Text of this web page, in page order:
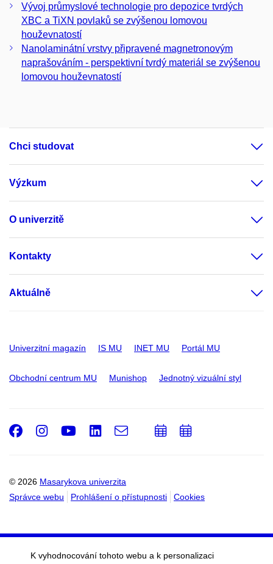
Vývoj průmyslové technologie pro depozice tvrdých
XBC a TiXN povlaků se zvýšenou lomovou
houževnatostí
Nanolaminátní vrstvy připravené magnetronovým
naprašováním - perspektivní tvrdý materiál se zvýšenou
lomovou houževnatostí
Chci studovat
Výzkum
O univerzitě
Kontakty
Aktuálně
Univerzitní magazín IS MU INET MU Portál MU
Obchodní centrum MU Munishop Jednotný vizuální styl
© 2026 Masarykova univerzita
Správce webu
Prohlášení o přístupnosti Cookies
Facebook
Instagram
Youtube
LinkedIn
e-
Email
PřidatPřidat
K vyhodnocování tohoto webu a k personalizaci